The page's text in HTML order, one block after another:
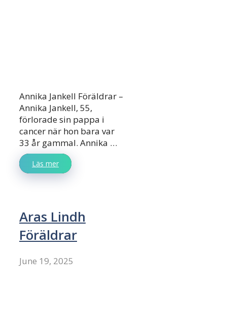
Annika Jankell Föräldrar –
Annika Jankell, 55,
förlorade sin pappa i
cancer när hon bara var
33 år gammal. Annika …
Läs mer
Aras Lindh
Föräldrar
June 19, 2025